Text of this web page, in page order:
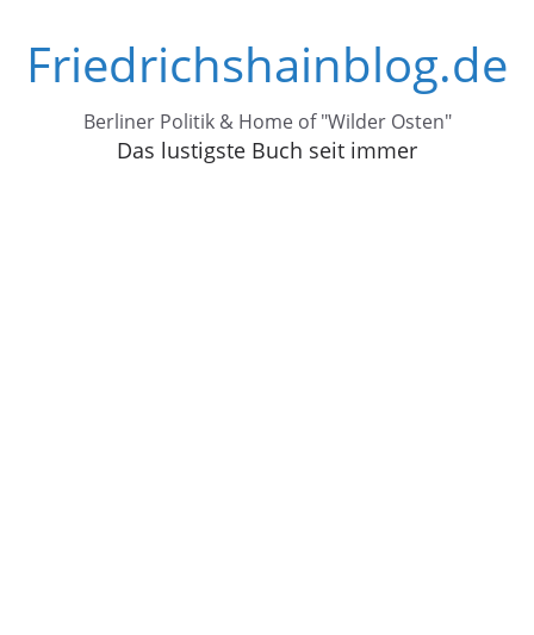
Inhalt
springen
Friedrichshainblog.de
Berliner Politik & Home of "Wilder Osten"
Das lustigste Buch seit immer